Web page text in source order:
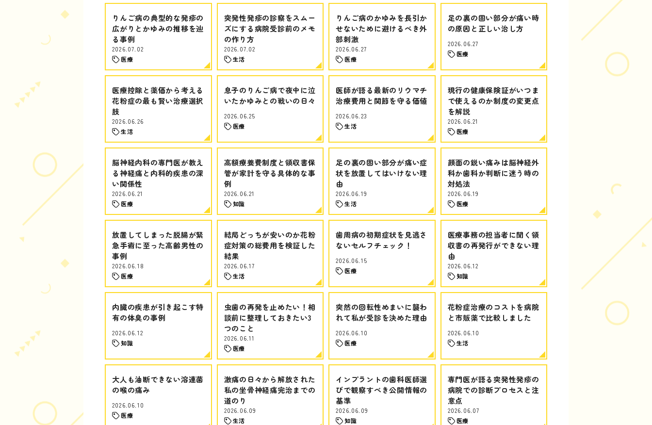
りんご病の典型的な発疹の
広がりとかゆみの推移を辿
る事例
2026.07.02
医療
突発性発疹の診察をスムー
ズにする病院受診前のメモ
の作り方
2026.07.02
生活
りんご病のかゆみを長引か
せないために避けるべき外
部刺激
2026.06.27
医療
足の裏の固い部分が痛い時
の原因と正しい治し方
2026.06.27
医療
医療控除と薬価から考える
花粉症の最も賢い治療選択
肢
2026.06.26
生活
息子のりんご病で夜中に泣
いたかゆみとの戦いの日々
2026.06.25
医療
医師が語る最新のリウマチ
治療費用と関節を守る価値
2026.06.23
生活
現行の健康保険証がいつま
で使えるのか制度の変更点
を解説
2026.06.21
医療
脳神経内科の専門医が教え
る神経痛と内科的疾患の深
い関係性
2026.06.21
医療
高額療養費制度と領収書保
管が家計を守る具体的な事
例
2026.06.21
知識
足の裏の固い部分が痛い症
状を放置してはいけない理
由
2026.06.19
生活
顔面の鋭い痛みは脳神経外
科か歯科か判断に迷う時の
対処法
2026.06.19
医療
放置してしまった脱腸が緊
急手術に至った高齢男性の
事例
2026.06.18
医療
結局どっちが安いのか花粉
症対策の総費用を検証した
結果
2026.06.17
生活
歯周病の初期症状を見逃さ
ないセルフチェック！
2026.06.15
医療
医療事務の担当者に聞く領
収書の再発行ができない理
由
2026.06.12
知識
内臓の疾患が引き起こす特
有の体臭の事例
2026.06.12
知識
虫歯の再発を止めたい！相
談前に整理しておきたい3
つのこと
2026.06.11
医療
突然の回転性めまいに襲わ
れて私が受診を決めた理由
2026.06.10
医療
花粉症治療のコストを病院
と市販薬で比較しました
2026.06.10
生活
大人も油断できない溶連菌
の喉の痛み
2026.06.10
医療
激痛の日々から解放された
私の坐骨神経痛完治までの
道のり
2026.06.09
生活
インプラントの歯科医師選
びで観察すべき公開情報の
基準
2026.06.09
知識
専門医が語る突発性発疹の
病院での診断プロセスと注
意点
2026.06.07
医療